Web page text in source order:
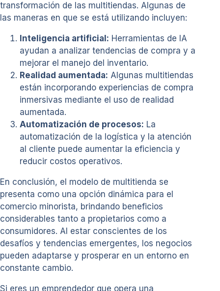
transformación de las multitiendas. Algunas de
las maneras en que se está utilizando incluyen:
Inteligencia artificial: Herramientas de IA
ayudan a analizar tendencias de compra y a
mejorar el manejo del inventario.
Realidad aumentada: Algunas multitiendas
están incorporando experiencias de compra
inmersivas mediante el uso de realidad
aumentada.
Automatización de procesos: La
automatización de la logística y la atención
al cliente puede aumentar la eficiencia y
reducir costos operativos.
En conclusión, el modelo de multitienda se
presenta como una opción dinámica para el
comercio minorista, brindando beneficios
considerables tanto a propietarios como a
consumidores. Al estar conscientes de los
desafíos y tendencias emergentes, los negocios
pueden adaptarse y prosperar en un entorno en
constante cambio.
Si eres un emprendedor que opera una